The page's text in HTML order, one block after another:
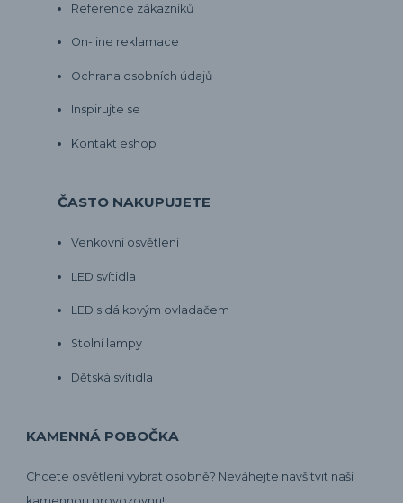
Reference zákazníků
On-line reklamace
Ochrana osobních údajů
Inspirujte se
Kontakt eshop
ČASTO NAKUPUJETE
Venkovní osvětlení
LED svítidla
LED s dálkovým ovladačem
Stolní lampy
Dětská svítidla
KAMENNÁ POBOČKA
Chcete osvětlení vybrat osobně? Neváhejte navšítvit naší